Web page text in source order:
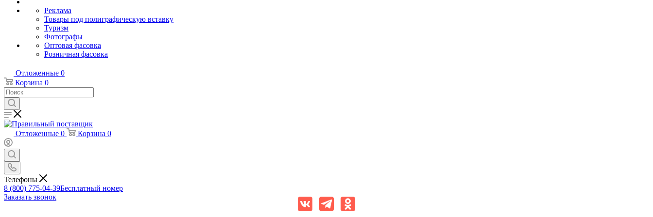
Реклама
Товары под полиграфическую вставку
Туризм
Фотографы
Оптовая фасовка
Розничная фасовка
Отложенные 0
Корзина 0
Отложенные 0 Корзина 0
Телефоны
8 (800) 775-04-39Бесплатный номер
Заказать звонок